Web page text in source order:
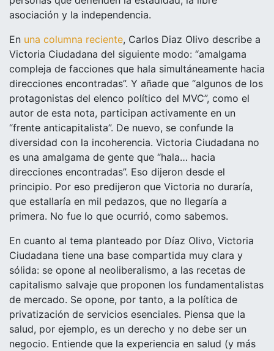
asociación y la independencia.
En una columna reciente, Carlos Diaz Olivo describe a
Victoria Ciudadana del siguiente modo: “amalgama
compleja de facciones que hala simultáneamente hacia
direcciones encontradas”. Y añade que “algunos de los
protagonistas del elenco político del MVC”, como el
autor de esta nota, participan activamente en un
“frente anticapitalista”. De nuevo, se confunde la
diversidad con la incoherencia. Victoria Ciudadana no
es una amalgama de gente que “hala… hacia
direcciones encontradas”. Eso dijeron desde el
principio. Por eso predijeron que Victoria no duraría,
que estallaría en mil pedazos, que no llegaría a
primera. No fue lo que ocurrió, como sabemos.
En cuanto al tema planteado por Díaz Olivo, Victoria
Ciudadana tiene una base compartida muy clara y
sólida: se opone al neoliberalismo, a las recetas de
capitalismo salvaje que proponen los fundamentalistas
de mercado. Se opone, por tanto, a la política de
privatización de servicios esenciales. Piensa que la
salud, por ejemplo, es un derecho y no debe ser un
negocio. Entiende que la experiencia en salud (y más